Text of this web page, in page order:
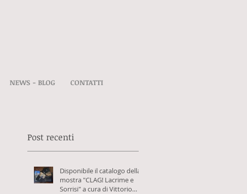
NEWS - BLOG CONTATTI
Post recenti
Disponibile il catalogo della
mostra "CLAG! Lacrime e
Sorrisi" a cura di Vittorio